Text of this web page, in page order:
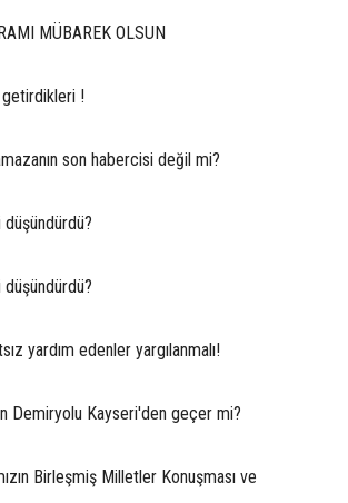
MÜBAREK OLSUN
getirdikleri !
son habercisi değil mi?
yardım edenler yargılanmalı!
Demiryolu Kayseri'den geçer mi?
Birleşmiş Milletler Konuşması ve